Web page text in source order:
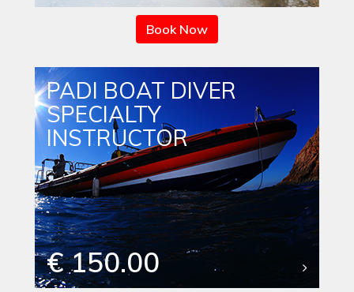
Book Now
PADI BOAT DIVER
SPECIALTY
INSTRUCTOR
€ 150.00